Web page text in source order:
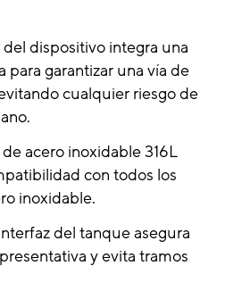
dispositivo integra una
para garantizar una vía de
cualquier riesgo de
acero inoxidable 316L
con todos los
inoxidable.
del tanque asegura
y evita tramos